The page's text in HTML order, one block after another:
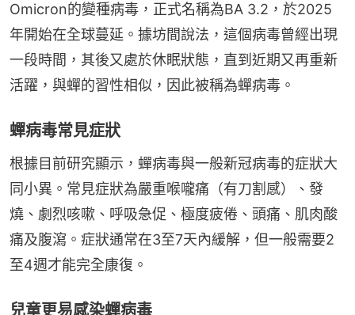
Omicron的變種病毒，正式名稱為BA 3.2，於2025
年開始在全球蔓延。據坊間說法，這個病毒曾經出現
一段時間，其後又處於休眠狀態，直到近期又再重新
活躍，與蟬的習性相似，因此被稱為蟬病毒。
蟬病毒常見症狀
根據目前研究顯示，蟬病毒與一般新冠病毒的症狀大
同小異。常見症狀為嚴重喉嚨痛（有刀割感）、發
燒、劇烈咳嗽、呼吸急促、極度疲倦、頭痛、肌肉酸
痛及腹瀉。症狀通常在3至7天內緩解，但一般需要2
至4週才能完全康復。
兒童更易感染蟬病毒